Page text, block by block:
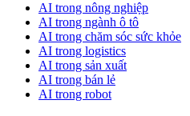
AI trong nông nghiệp
AI trong ngành ô tô
AI trong chăm sóc sức khỏe
AI trong logistics
AI trong sản xuất
AI trong bán lẻ
AI trong robot